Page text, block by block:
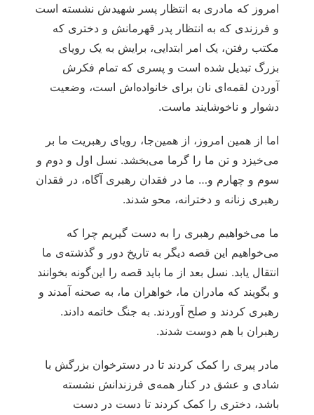
امروز که مادری به انتظار پسر شهیدش نشسته است
و فرزندی که به انتظار پدر قهرمانش و دختری که
مکتب رفتن، یک امر ابتدایی، برایش به یک رویای
بزرگ تبدیل شده است و پسری که تمام فکرش
آوردن لقمه‌ای نان برای خانواده‌اش است، وضعیت
دشوار و ناخوشایند ماست.
اما از همین امروز، از همین‌جا، رویای رهبریت ما بر
می‌خیزد و تن ما را گرما می‌بخشد. نسل اول و دوم و
سوم و چهارم و… ما در فقدان رهبری آگاه، در فقدان
رهبری زنانه و دخترانه، محو شدند.
ما می‌خواهیم رهبری را به دست گیریم چرا که
می‌خواهیم این قصه دیگر به تاریخ دور و گذشته‌ی ما
انتقال یابد. نسل بعد از ما باید قصه را این‌گونه بخوانند
و بگویند که مادران ما، خواهران ما، به صحنه آمدند و
رهبری کردند و صلح آوردند. به جنگ خاتمه دادند.
رهبران با هم دوست شدند.
مادر پیری را کمک کردند تا در دسترخوان بزرگش با
شادی و عشق در کنار همه‌ی فرزندانش نشسته
باشد، دختری را کمک کردند تا دست در دست